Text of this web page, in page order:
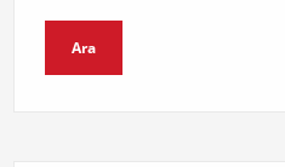
Ara